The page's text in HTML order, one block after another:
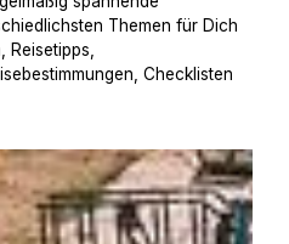
Themen für Dich
Reisetipps,
Checklisten